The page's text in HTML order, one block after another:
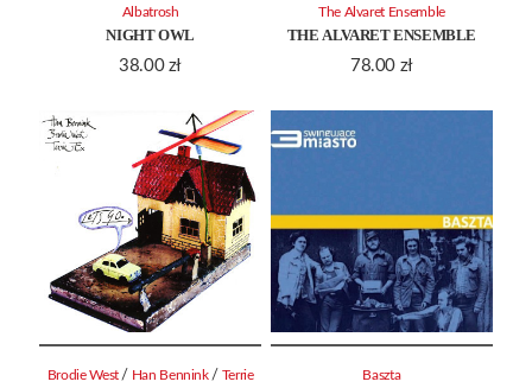
NIGHT OWL
38.00 zł
Albatrosh
THE ALVARET ENSEMBLE
78.00 zł
The Alvaret Ensemble
Brodie West / Han Bennink / Terrie
Baszta